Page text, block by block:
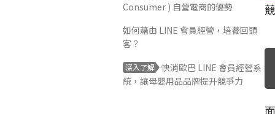
Consumer ) 自營電商的優勢
如何藉由 LINE 會員經營，培養回頭
客？
深入了解
快消歐巴 LINE 會員經營系
統，讓母嬰用品品牌提升競爭力